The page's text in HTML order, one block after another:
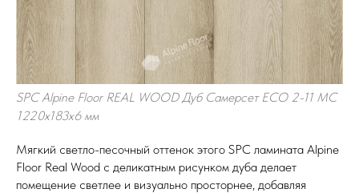
SPC Alpine Floor REAL WOOD Дуб Самерсет ЕСО 2-11 MC
1220х183х6 мм
Мягкий светло-песочный оттенок этого SPC ламината Alpine
Floor Real Wood с деликатным рисунком дуба делает
помещение светлее и визуально просторнее, добавляя